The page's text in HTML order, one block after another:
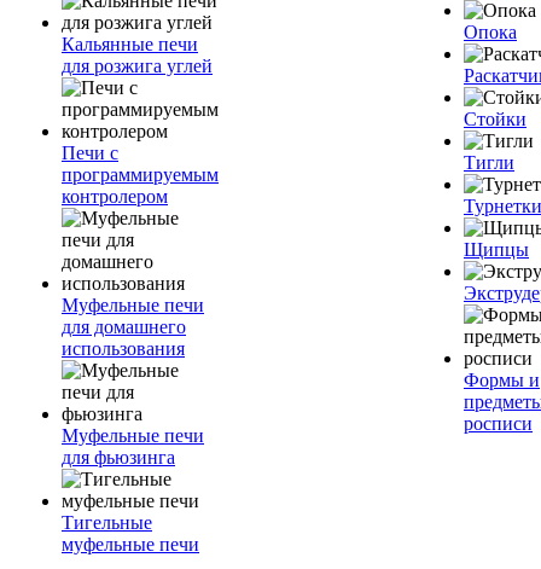
Кальянные печи
для розжига углей
Печи с
программируемым
контролером
Муфельные печи
для домашнего
использования
Муфельные печи
для фьюзинга
Тигельные
муфельные печи
Опока
Стойки
Тигли
Турнетки
Щипцы
Формы и
росписи